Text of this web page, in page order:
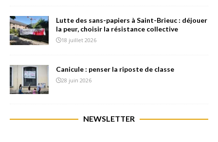
Lutte des sans-papiers à Saint-Brieuc : déjouer
la peur, choisir la résistance collective
18 juillet 2026
Canicule : penser la riposte de classe
28 juin 2026
NEWSLETTER